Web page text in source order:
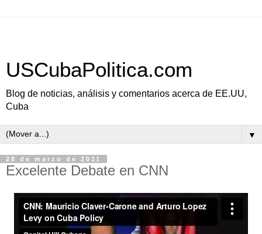
USCubaPolitica.com
Blog de noticias, análisis y comentarios acerca de EE.UU,
Cuba
▼
28 de marzo de 2011
Excelente Debate en CNN